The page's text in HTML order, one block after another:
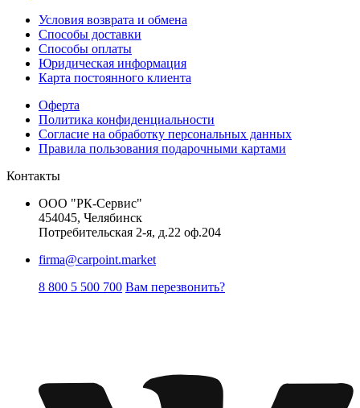
Условия возврата и обмена
Способы доставки
Способы оплаты
Юридическая информация
Карта постоянного клиента
Оферта
Политика конфиденциальности
Согласие на обработку персональных данных
Правила пользования подарочными картами
Контакты
ООО "РК-Сервис"
454045, Челябинск
Потребительская 2-я, д.22 оф.204
firma@carpoint.market
8 800 5 500 700 Вам перезвонить?